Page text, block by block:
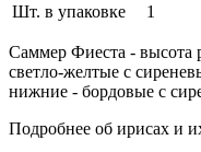
Шт. в упаковке
1
Саммер Фиеста - высота
светло-желтые с
нижние - бордовые с
Подробнее об ирисах и